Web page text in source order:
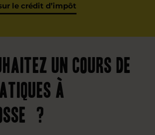
le crédit d’impôt
un cours de
à
?